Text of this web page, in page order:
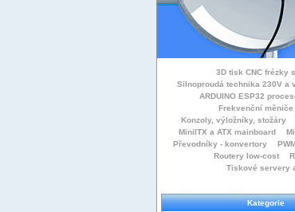
3D tisk CNC frézky
Silnoproudá technika 230V a
ARDUINO ESP32
Frekvenční
Konzoly, výložníky, stožáry
MiniITX a ATX mainboard
Převodníky - konvertory
Routery low-cost
Tiskové servery
Kategorie